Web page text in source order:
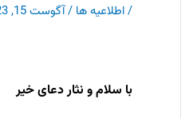
/اطلاعیه ها /آگوست 15, 2023
با سلام و نثار دعای خیر